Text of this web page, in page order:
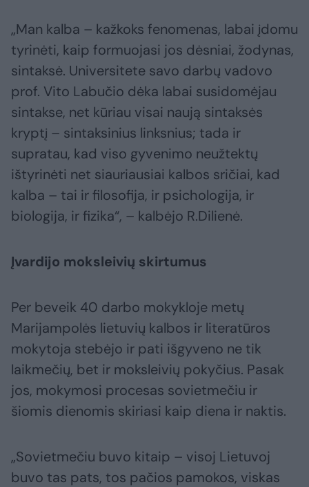
„Man kalba – kažkoks fenomenas, labai įdomu
tyrinėti, kaip formuojasi jos dėsniai, žodynas,
sintaksė. Universitete savo darbų vadovo
prof. Vito Labučio dėka labai susidomėjau
sintakse, net kūriau visai naują sintaksės
kryptį – sintaksinius linksnius; tada ir
supratau, kad viso gyvenimo neužtektų
ištyrinėti net siauriausiai kalbos sričiai, kad
kalba – tai ir filosofija, ir psichologija, ir
biologija, ir fizika“, – kalbėjo R.Dilienė.
Įvardijo moksleivių skirtumus
Per beveik 40 darbo mokykloje metų
Marijampolės lietuvių kalbos ir literatūros
mokytoja stebėjo ir pati išgyveno ne tik
laikmečių, bet ir moksleivių pokyčius. Pasak
jos, mokymosi procesas sovietmečiu ir
šiomis dienomis skiriasi kaip diena ir naktis.
„Sovietmečiu buvo kitaip – visoj Lietuvoj
buvo tas pats, tos pačios pamokos, viskas